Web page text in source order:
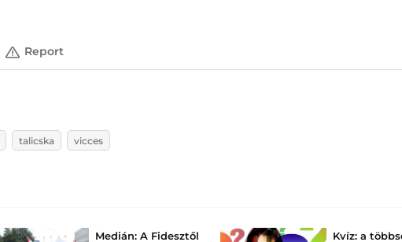
Report
talicska vicces
Medián: A Fidesztől
Kvíz: a